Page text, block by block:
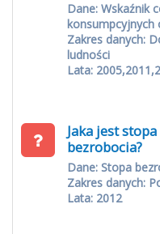
Dane: Wskaźnik
konsumpcyjnych
Zakres danych:
ludności
Lata:
Jaka jest stopa
bezrobocia?
Dane: Stopa
Zakres danych:
Lata: 2012